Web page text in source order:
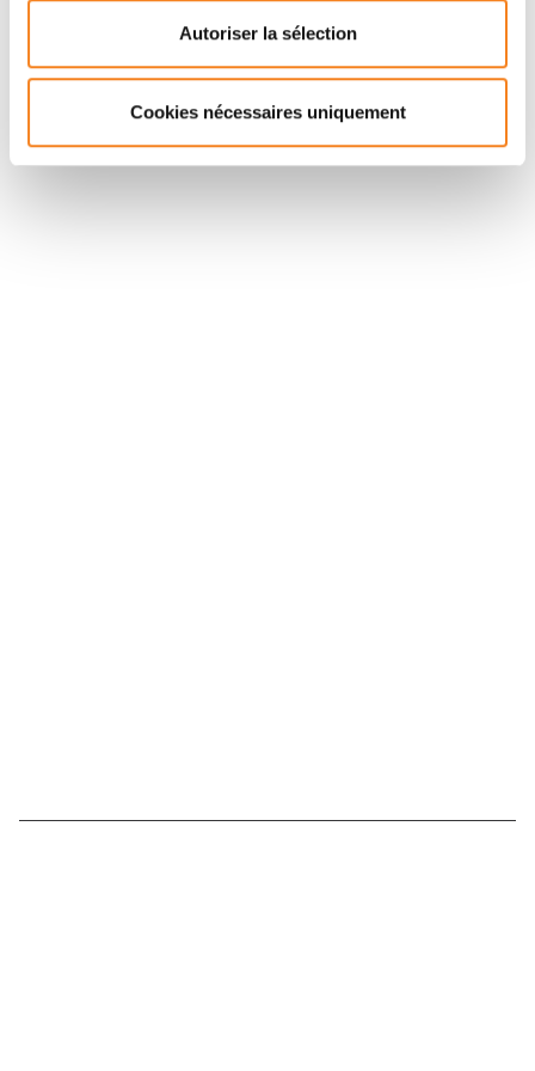
Autoriser la sélection
Cookies nécessaires uniquement
PHILIPPE